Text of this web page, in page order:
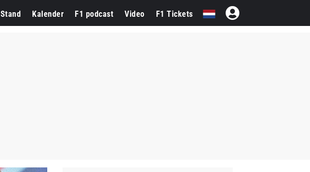
Stand Kalender F1 podcast Video F1 Tickets